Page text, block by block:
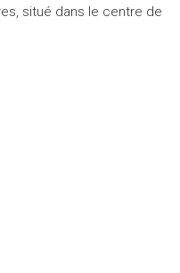
situé dans le centre de